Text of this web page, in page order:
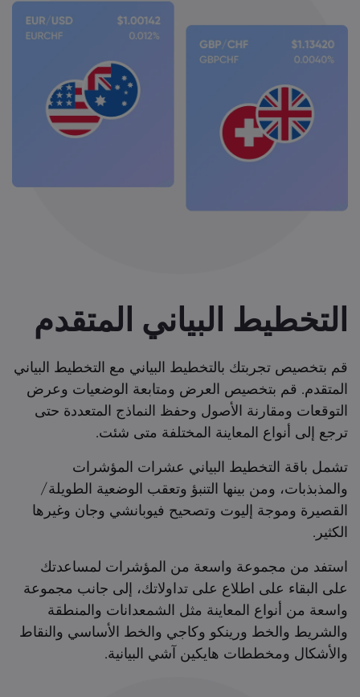
التخطيط البياني المتقدم
قم بتخصيص تجربتك بالتخطيط البياني مع التخطيط البياني
المتقدم. قم بتخصيص العرض ومتابعة الوضعيات وعرض
التوقعات ومقارنة الأصول وحفظ النماذج المتعددة حتى
ترجع إلى أنواع المعاينة المختلفة متى شئت.
تشمل باقة التخطيط البياني عشرات المؤشرات
والمذبذبات، ومن بينها التنبؤ وتعقب الوضعية الطويلة/
القصيرة وموجة إليوت وتصحيح فيوبانشي وجان وغيرها
الكثير.
استفد من مجموعة واسعة من المؤشرات لمساعدتك
على البقاء على اطلاع على تداولاتك، إلى جانب مجموعة
واسعة من أنواع المعاينة مثل الشمعدانات والمنطقة
والشريط والخط ورينكو وكاجي والخط الأساسي والنقاط
والأشكال ومخططات هايكين آشي البيانية.